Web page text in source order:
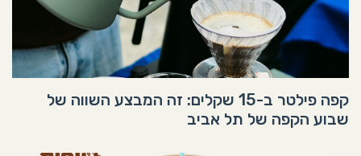
קפה פילטר ב-15 שקלים: זה המבצע השווה של
שבוע הקפה של תל אביב